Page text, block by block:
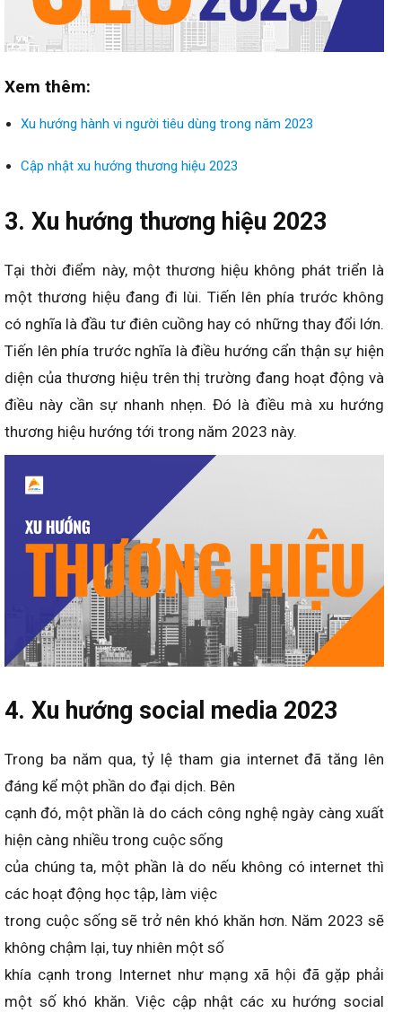
Xem thêm:
Xu hướng hành vi người tiêu dùng trong năm 2023
Cập nhật xu hướng thương hiệu 2023
3. Xu hướng thương hiệu 2023
Tại thời điểm này, một thương hiệu không phát triển là
một thương hiệu đang đi lùi. Tiến lên phía trước không
có nghĩa là đầu tư điên cuồng hay có những thay đổi lớn.
Tiến lên phía trước nghĩa là điều hướng cẩn thận sự hiện
diện của thương hiệu trên thị trường đang hoạt động và
điều này cần sự nhanh nhẹn. Đó là điều mà xu hướng
thương hiệu hướng tới trong năm 2023 này.
4. Xu hướng social media 2023
Trong ba năm qua, tỷ lệ tham gia internet đã tăng lên
đáng kể một phần do đại dịch. Bên
cạnh đó, một phần là do cách công nghệ ngày càng xuất
hiện càng nhiều trong cuộc sống
của chúng ta, một phần là do nếu không có internet thì
các hoạt động học tập, làm việc
trong cuộc sống sẽ trở nên khó khăn hơn. Năm 2023 sẽ
không chậm lại, tuy nhiên một số
khía cạnh trong Internet như mạng xã hội đã gặp phải
một số khó khăn. Việc cập nhật các xu hướng social